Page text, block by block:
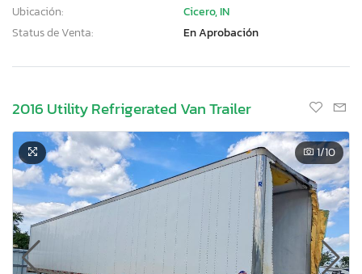
Ubicación:
Cicero, IN
Status de Venta:
En Aprobación
2016 Utility Refrigerated Van Trailer
1/10